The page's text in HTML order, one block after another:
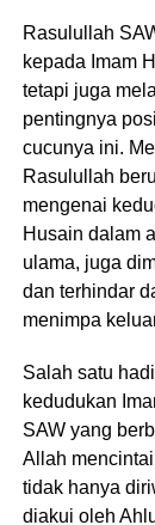
Rasulullah
kepada Imam
tetapi juga
pentingnya
cucunya ini.
Rasulullah
mengenai
Husain dalam
ulama, juga
dan terhindar
menimpa
Salah satu
kedudukan
SAW yang
Allah
tidak hanya
diakui oleh